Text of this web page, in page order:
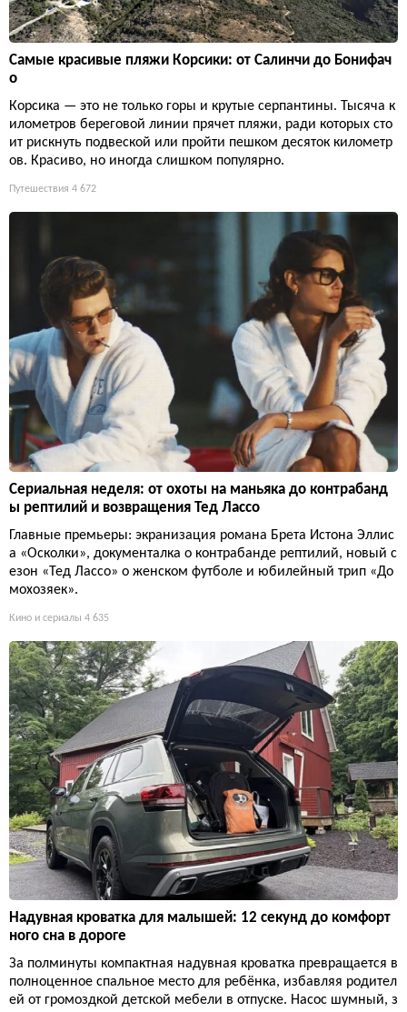
Самые красивые пляжи Корсики: от Салинчи до Бонифач
о
Корсика — это не только горы и крутые серпантины. Тысяча к
илометров береговой линии прячет пляжи, ради которых сто
ит рискнуть подвеской или пройти пешком десяток километр
ов. Красиво, но иногда слишком популярно.
Путешествия 4 672
Сериальная неделя: от охоты на маньяка до контрабанд
ы рептилий и возвращения Тед Лассо
Главные премьеры: экранизация романа Брета Истона Эллис
а «Осколки», документалка о контрабанде рептилий, новый с
езон «Тед Лассо» о женском футболе и юбилейный трип «До
мохозяек».
Кино и сериалы 4 635
Надувная кроватка для малышей: 12 секунд до комфорт
ного сна в дороге
За полминуты компактная надувная кроватка превращается в
полноценное спальное место для ребёнка, избавляя родител
ей от громоздкой детской мебели в отпуске. Насос шумный, з